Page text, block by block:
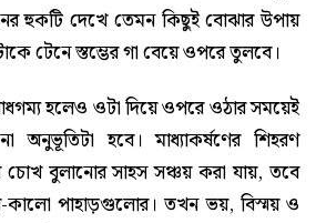
হুকটি দেখে তেমন কিছুই বোঝার উপায়
টেনে স্তম্ভের গা বেয়ে ওপরে তুলবে।
হলেও ওটা দিয়ে ওপরে ওঠার সময়েই
অনুভূতিটা হবে। মাধ্যাকর্ষণের শিহরণ
চোখ বুলানোর সাহস সঞ্চয় করা যায়, তবে
কালো পাহাড়গুলোর। তখন ভয়, বিস্ময় ও